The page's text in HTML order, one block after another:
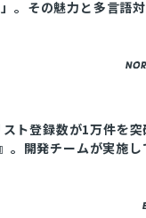
。その魅力と多言語
ト登録数が1万件を突
。開発チームが実施